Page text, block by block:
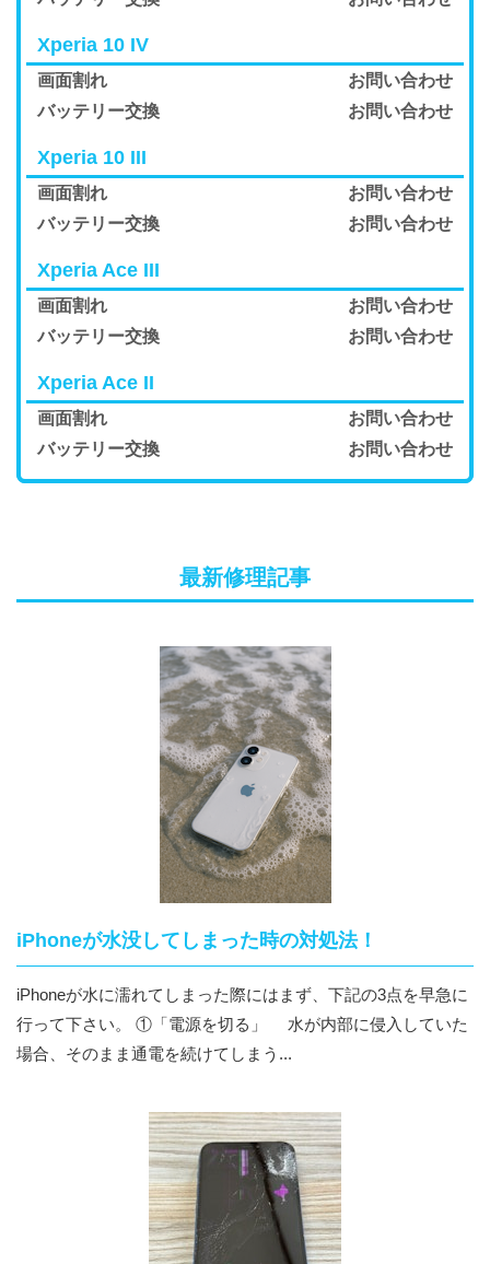
Xperia 10 IV
画面割れ
お問い合わせ
バッテリー交換
お問い合わせ
Xperia 10 III
画面割れ
お問い合わせ
バッテリー交換
お問い合わせ
Xperia Ace III
画面割れ
お問い合わせ
バッテリー交換
お問い合わせ
Xperia Ace II
画面割れ
お問い合わせ
バッテリー交換
お問い合わせ
最新修理記事
iPhoneが水没してしまった時の対処法！
iPhoneが水に濡れてしまった際にはまず、下記の3点を早急に
行って下さい。 ①「電源を切る」 水が内部に侵入していた
場合、そのまま通電を続けてしまう...